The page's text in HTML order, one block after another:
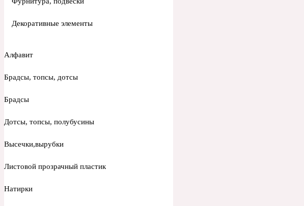
Декоративные элементы
Алфавит
Брадсы, топсы, дотсы
Брадсы
Дотсы, топсы, полубусины
Высечки,вырубки
Листовой прозрачный пластик
Натирки